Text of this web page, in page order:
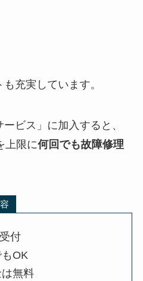
充実しています。
ビス」に加入すると、
上限に何回でも故障修理
付
OK
無料